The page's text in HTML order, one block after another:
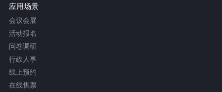
应用场景
会议会展
活动报名
问卷调研
行政人事
线上预约
在线售票